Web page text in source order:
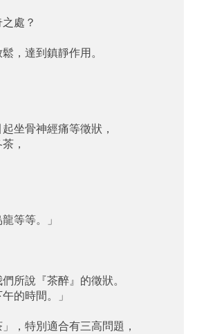
處？
，達到鎮靜作用。
坐骨神經痛等徵狀，
，
等等。」
所說『茶醉』的徵狀。
的時間。」
，特別適合有三高問題，